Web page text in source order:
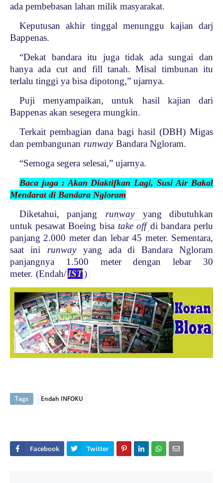
ada pembebasan lahan milik masyarakat.
Keputusan akhir tinggal menunggu kajian darj
Bappenas.
“Dekat bandara itu juga tidak ada sungai dan
hanya ada cut and fill tanah. Misal timbunan itu
terlalu tinggi ya bisa dipotong,” ujarnya.
Puji menyampaikan, untuk hasil kajian dari
Bappenas akan sesegera mungkin.
Terkait pembagian dana bagi hasil (DBH) Migas
dan pembangunan runway Bandara Ngloram.
“Semoga segera selesai,” ujarnya.
Baca juga : Akan Diaktifkan Lagi, Susi Air Bakal
Mendarat di Bandara Ngloram
Diketahui, panjang runway yang dibutuhkan
untuk pesawat Boeing bisa take off di bandara perlu
panjang 2.000 meter dan lebar 45 meter. Sementara,
saat ini
runway yang ada di Bandara Ngloram
panjangnya 1.500 meter dengan lebar 30
meter. (Endah/IST)
Tags Endah INFOKU